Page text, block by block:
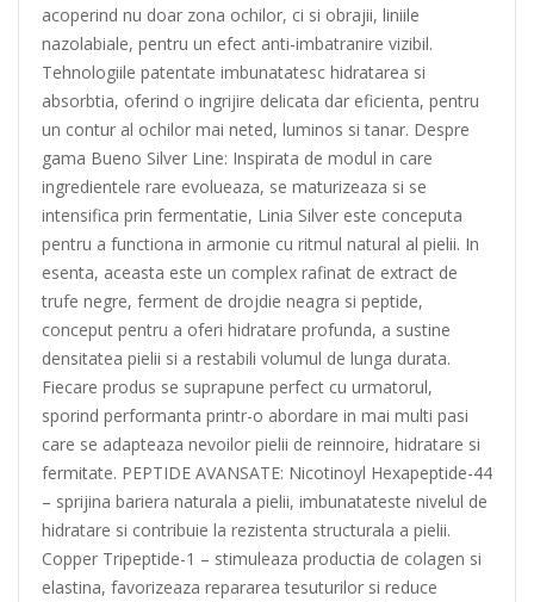
acoperind nu doar zona ochilor, ci si obrajii, liniile
nazolabiale, pentru un efect anti-imbatranire vizibil.
Tehnologiile patentate imbunatatesc hidratarea si
absorbtia, oferind o ingrijire delicata dar eficienta, pentru
un contur al ochilor mai neted, luminos si tanar. Despre
gama Bueno Silver Line: Inspirata de modul in care
ingredientele rare evolueaza, se maturizeaza si se
intensifica prin fermentatie, Linia Silver este conceputa
pentru a functiona in armonie cu ritmul natural al pielii. In
esenta, aceasta este un complex rafinat de extract de
trufe negre, ferment de drojdie neagra si peptide,
conceput pentru a oferi hidratare profunda, a sustine
densitatea pielii si a restabili volumul de lunga durata.
Fiecare produs se suprapune perfect cu urmatorul,
sporind performanta printr-o abordare in mai multi pasi
care se adapteaza nevoilor pielii de reinnoire, hidratare si
fermitate. PEPTIDE AVANSATE: Nicotinoyl Hexapeptide-44
– sprijina bariera naturala a pielii, imbunatateste nivelul de
hidratare si contribuie la rezistenta structurala a pielii.
Copper Tripeptide-1 – stimuleaza productia de colagen si
elastina, favorizeaza repararea tesuturilor si reduce